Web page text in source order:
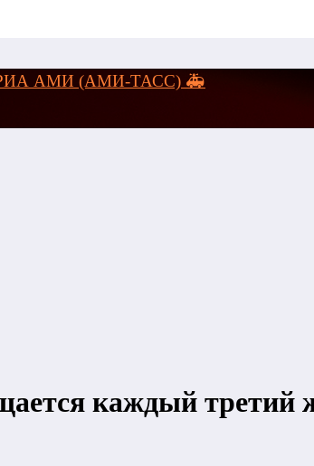
- РИА АМИ (АМИ-ТАСС) 🚑
каждый третий